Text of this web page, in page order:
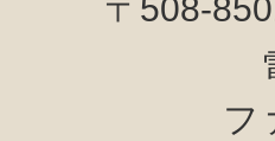
〒508-
フ